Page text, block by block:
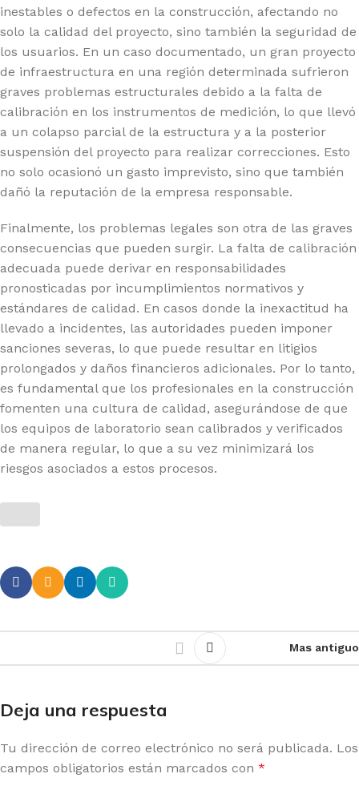
inestables o defectos en la construcción, afectando no
solo la calidad del proyecto, sino también la seguridad de
los usuarios. En un caso documentado, un gran proyecto
de infraestructura en una región determinada sufrieron
graves problemas estructurales debido a la falta de
calibración en los instrumentos de medición, lo que llevó
a un colapso parcial de la estructura y a la posterior
suspensión del proyecto para realizar correcciones. Esto
no solo ocasionó un gasto imprevisto, sino que también
dañó la reputación de la empresa responsable.
Finalmente, los problemas legales son otra de las graves
consecuencias que pueden surgir. La falta de calibración
adecuada puede derivar en responsabilidades
pronosticadas por incumplimientos normativos y
estándares de calidad. En casos donde la inexactitud ha
llevado a incidentes, las autoridades pueden imponer
sanciones severas, lo que puede resultar en litigios
prolongados y daños financieros adicionales. Por lo tanto,
es fundamental que los profesionales en la construcción
fomenten una cultura de calidad, asegurándose de que
los equipos de laboratorio sean calibrados y verificados
de manera regular, lo que a su vez minimizará los
riesgos asociados a estos procesos.
Mas antiguo
Deja una respuesta
Tu dirección de correo electrónico no será publicada. Los
campos obligatorios están marcados con *